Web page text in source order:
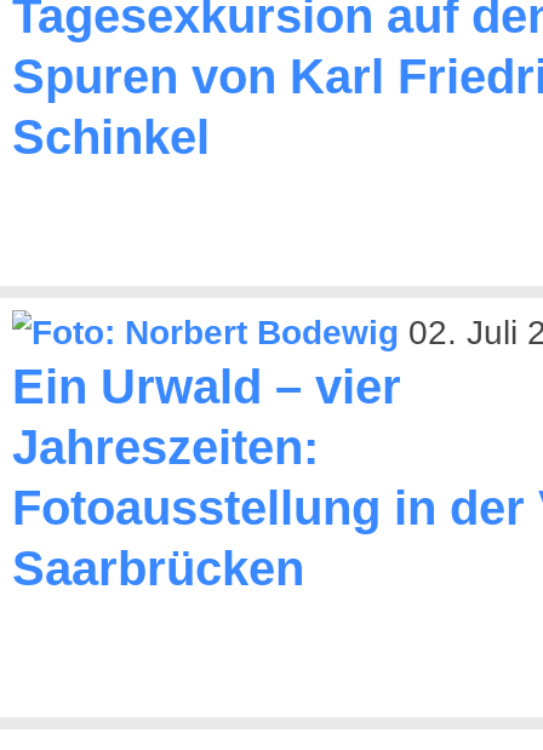
Tagesexkursion auf
Spuren von Karl
Schinkel
02. Juli
Ein Urwald – vier
Jahreszeiten:
Fotoausstellung in der
Saarbrücken